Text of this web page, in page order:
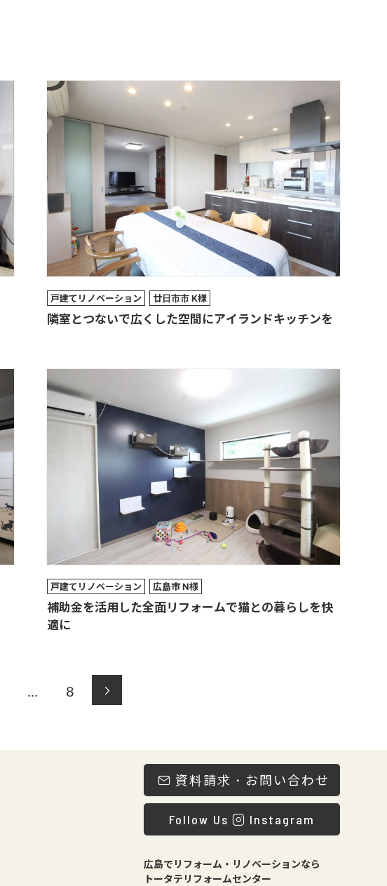
戸建てリノベーション 廿日市市 K様
隣室とつないで広くした空間にアイランドキッチンを
戸建てリノベーション 広島市 N様
補助金を活用した全面リフォームで猫との暮らしを快
適に
… 8
資料請求・お問い合わせ
Follow Us Instagram
広島でリフォーム・リノベーションなら
トータテリフォームセンター